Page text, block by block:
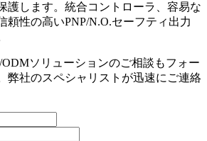
護します。統合コントローラ、容易な
頼性の高いPNP/N.O.セーフティ出力
ソリューションのご相談もフォー
弊社のスペシャリストが迅速にご連絡